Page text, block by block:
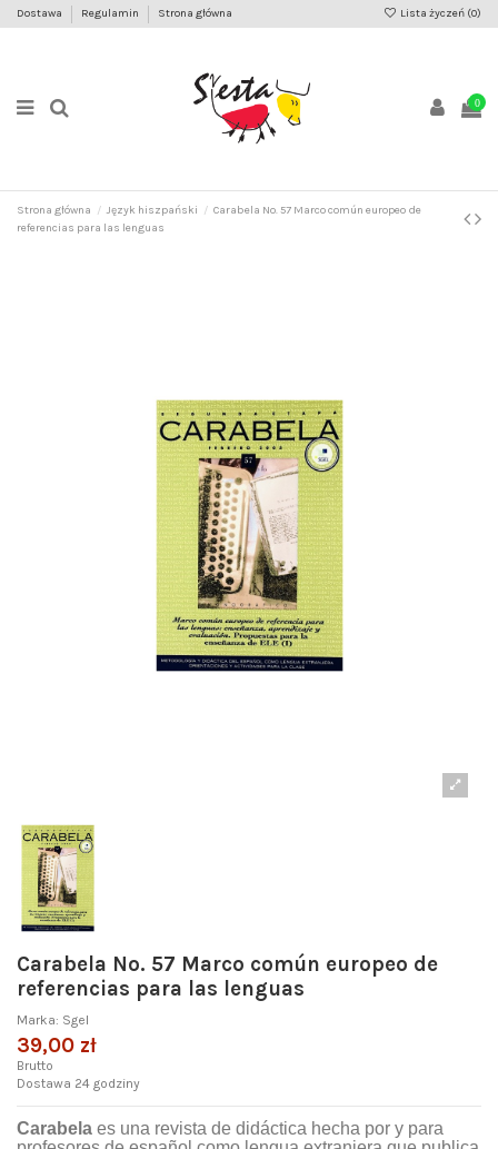
Dostawa Regulamin Strona główna Lista życzeń (0)
0
Strona główna Język hiszpański
Carabela No. 57 Marco común europeo de
referencias para las lenguas
Carabela No. 57 Marco común europeo de
referencias para las lenguas
Marka: Sgel
39,00 zł
Brutto
Dostawa 24 godziny
Carabela es una revista de didáctica hecha por y para